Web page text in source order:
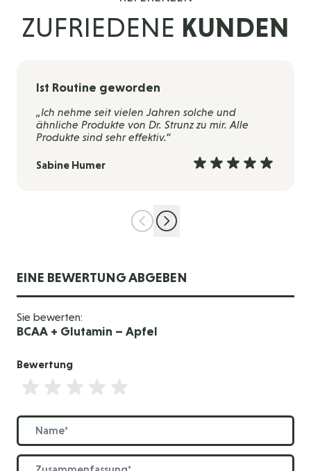
ZUFRIEDENE KUNDEN
Ist Routine geworden
„Ich nehme seit vielen Jahren solche und
ähnliche Produkte von Dr. Strunz zu mir. Alle
Produkte sind sehr effektiv.“
Sabine Humer
EINE BEWERTUNG ABGEBEN
Sie bewerten:
BCAA + Glutamin – Apfel
Bewertung
Bewertung
Name
Zusammenfassung